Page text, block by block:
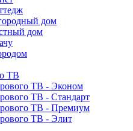
дом
дом
ТВ
ТВ - Эконом
ТВ - Стандарт
ТВ - Премиум
ТВ - Элит